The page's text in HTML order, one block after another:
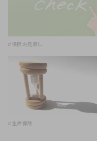
#保険の見直し
#生命保険